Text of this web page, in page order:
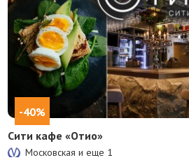
-40%
Сити кафе «Отио»
Московская и еще 1